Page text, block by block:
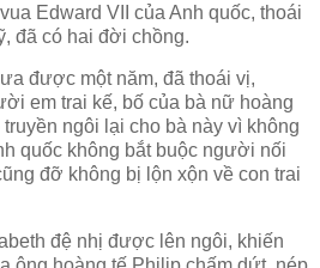
Edward VII của Anh quốc, thoái
đã có hai đời chồng.
được một năm, đã thoái vị,
em trai kế, bố của bà nữ hoàng
ngôi lại cho bà này vì không
quốc không bắt buộc người nối
đỡ không bị lộn xộn về con trai
đệ nhị được lên ngôi, khiến